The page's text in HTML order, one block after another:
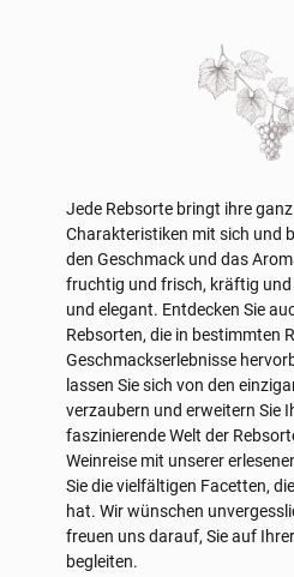
Jede Rebsorte bringt ihre
Charakteristiken mit sich und
den Geschmack und das
fruchtig und frisch, kräftig
und elegant. Entdecken Sie
Rebsorten, die in bestimmten
Geschmackserlebnisse
lassen Sie sich von den
verzaubern und erweitern Sie
faszinierende Welt der
Weinreise mit unserer
Sie die vielfältigen Facetten,
hat. Wir wünschen
freuen uns darauf, Sie auf
begleiten.